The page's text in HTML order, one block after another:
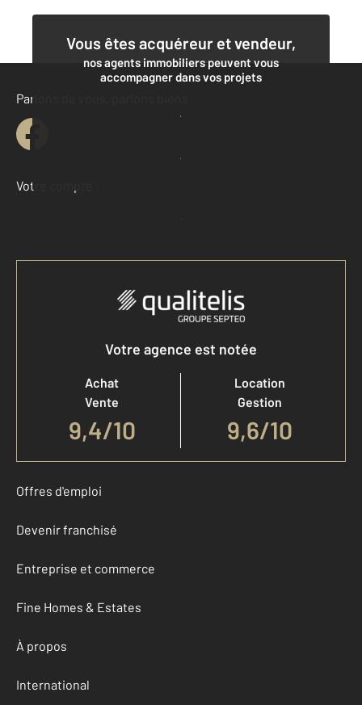
Vous êtes acquéreur et vendeur,
nos agents immobiliers peuvent vous
accompagner dans vos projets
Contacter l'agence
Demander une estimation
Parlons de vous, parlons biens
Votre compte :
Accéder à mon compte
Votre agence est notée
Achat
Vente
9,4/10
Location
Gestion
9,6/10
Offres d'emploi
Devenir franchisé
Entreprise et commerce
Fine Homes & Estates
À propos
International